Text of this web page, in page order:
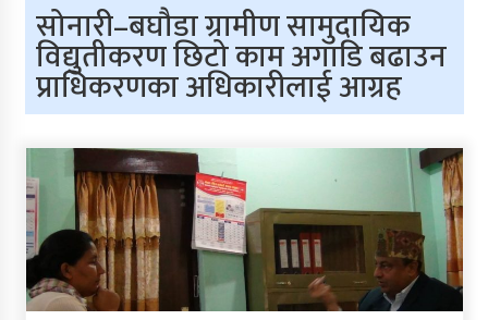
सोनारी–बघौडा ग्रामीण सामुदायिक
विद्युतीकरण छिटो काम अगाडि बढाउन
प्राधिकरणका अधिकारीलाई आग्रह